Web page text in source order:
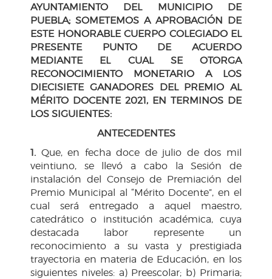
AYUNTAMIENTO DEL MUNICIPIO DE
PUEBLA; SOMETEMOS A APROBACIÓN DE
ESTE HONORABLE CUERPO COLEGIADO EL
PRESENTE PUNTO DE ACUERDO
MEDIANTE EL CUAL SE OTORGA
RECONOCIMIENTO MONETARIO A LOS
DIECISIETE GANADORES DEL PREMIO AL
MÉRITO DOCENTE 2021, EN TERMINOS DE
LOS SIGUIENTES:
ANTECEDENTES
1. Que, en fecha doce de julio de dos mil
veintiuno, se llevó a cabo la Sesión de
instalación del Consejo de Premiación del
Premio Municipal al “Mérito Docente”, en el
cual será entregado a aquel maestro,
catedrático o institución académica, cuya
destacada labor represente un
reconocimiento a su vasta y prestigiada
trayectoria en materia de Educación, en los
siguientes niveles: a) Preescolar; b) Primaria;